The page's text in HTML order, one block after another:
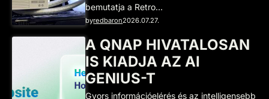
bemutatja a Retro…
byredbaron2026.07.27.
A QNAP HIVATALOSAN
IS KIADJA AZ AI
GENIUS-T
Gyors információelérés és az intelligensebb